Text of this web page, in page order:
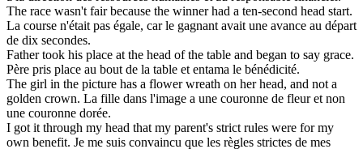
The race wasn't fair because the winner had a ten-second head start.
La course n'était pas égale, car le gagnant avait une avance au départ
de dix secondes.
Father took his place at the head of the table and began to say grace.
Père pris place au bout de la table et entama le bénédicité.
The girl in the picture has a flower wreath on herhead, and not a
golden crown. La fille dans l'image a une couronne de fleur et non
une couronne dorée.
I got it through my head that my parent's strict rules were for my
own benefit. Je me suis convaincu que les règles strictes de mes